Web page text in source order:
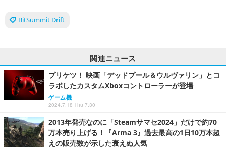
BitSummit Drift
関連ニュース
プリケツ！ 映画「デッドプール＆ウルヴァリン」とコ
ラボしたカスタムXboxコントローラーが登場
ゲーム機
2024.7.18 Thu 7:30
2013年発売なのに「Steamサマセ2024」だけで約70
万本売り上げる！『Arma 3』過去最高の1日10万本超
えの販売数が示した衰えぬ人気